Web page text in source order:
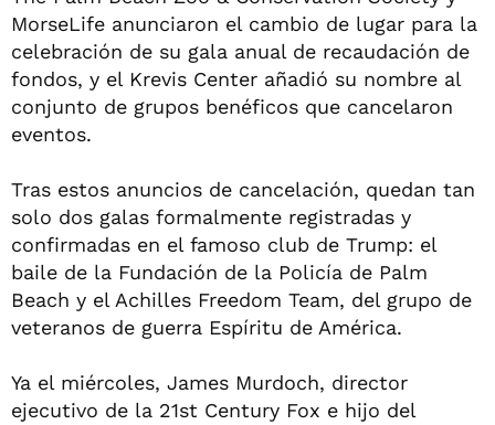
MorseLife anunciaron el cambio de lugar para la
celebración de su gala anual de recaudación de
fondos, y el Krevis Center añadió su nombre al
conjunto de grupos benéficos que cancelaron
eventos.
Tras estos anuncios de cancelación, quedan tan
solo dos galas formalmente registradas y
confirmadas en el famoso club de Trump: el
baile de la Fundación de la Policía de Palm
Beach y el Achilles Freedom Team, del grupo de
veteranos de guerra Espíritu de América.
Ya el miércoles, James Murdoch, director
ejecutivo de la 21st Century Fox e hijo del